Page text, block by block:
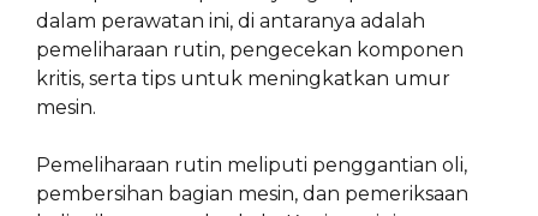
dalam perawatan ini, di antaranya adalah
pemeliharaan rutin, pengecekan komponen
kritis, serta tips untuk meningkatkan umur
mesin.
Pemeliharaan rutin meliputi penggantian oli,
pembersihan bagian mesin, dan pemeriksaan